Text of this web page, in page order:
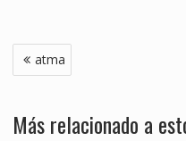
Navegación
de
atma
Más relacionado a